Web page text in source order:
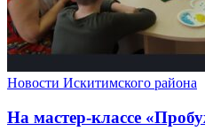
Новости Искитимского района
На мастер-классе